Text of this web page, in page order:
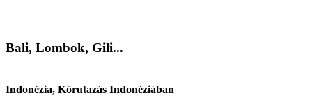
Bali, Lombok, Gili...
Indonézia, Körutazás Indonéziában